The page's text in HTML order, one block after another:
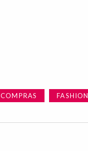
COMPRAS FASHION